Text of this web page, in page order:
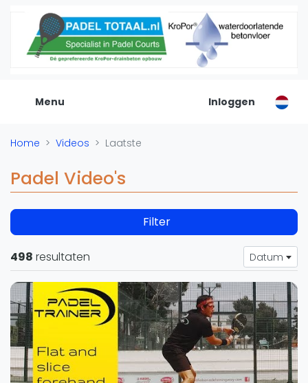
Menu
De Padel Gids
Alle padel locaties
Organisatie
Banenbouwers
Overige categorien
Reserveringssystemen
Padelscholen
Padel
Forum
Nieuws
Blog artikelen
Vragen over padel
Padelgear
Inloggen
Home Videos Laatste
Padel Video's
Filter
498 resultaten Datum